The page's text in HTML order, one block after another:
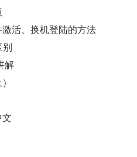
激活、换机登陆的方法
解
文